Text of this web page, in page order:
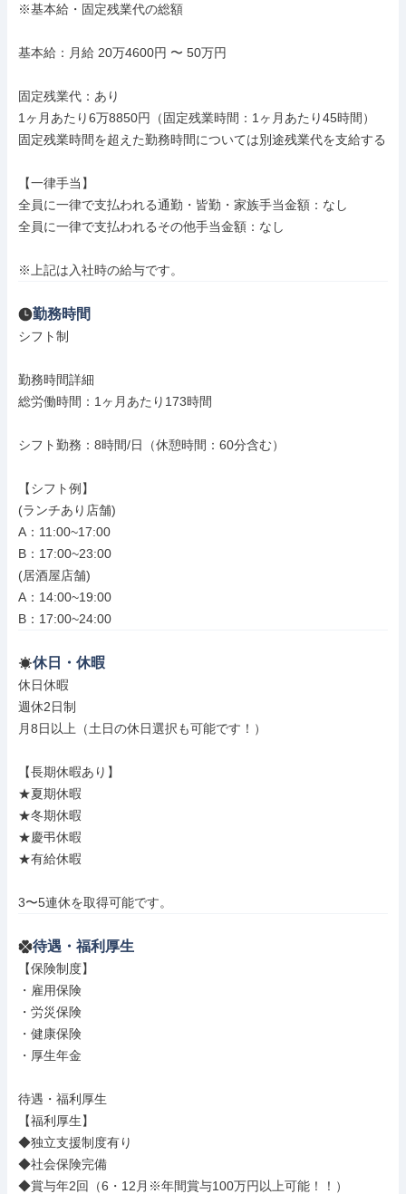
※基本給・固定残業代の総額
基本給：月給 20万4600円 〜 50万円
固定残業代：あり
1ヶ月あたり6万8850円（固定残業時間：1ヶ月あたり45時間）
固定残業時間を超えた勤務時間については別途残業代を支給する
【一律手当】
全員に一律で支払われる通勤・皆勤・家族手当金額：なし
全員に一律で支払われるその他手当金額：なし
※上記は入社時の給与です。
勤務時間
シフト制
勤務時間詳細
総労働時間：1ヶ月あたり173時間
シフト勤務：8時間/日（休憩時間：60分含む）
【シフト例】
(ランチあり店舗)
A：11:00~17:00
B：17:00~23:00
(居酒屋店舗)
A：14:00~19:00
B：17:00~24:00
休日・休暇
休日休暇
週休2日制
月8日以上（土日の休日選択も可能です！）
【長期休暇あり】
★夏期休暇
★冬期休暇
★慶弔休暇
★有給休暇
3〜5連休を取得可能です。
待遇・福利厚生
【保険制度】
・雇用保険
・労災保険
・健康保険
・厚生年金
待遇・福利厚生
【福利厚生】
◆独立支援制度有り
◆社会保険完備
◆賞与年2回（6・12月※年間賞与100万円以上可能！！）